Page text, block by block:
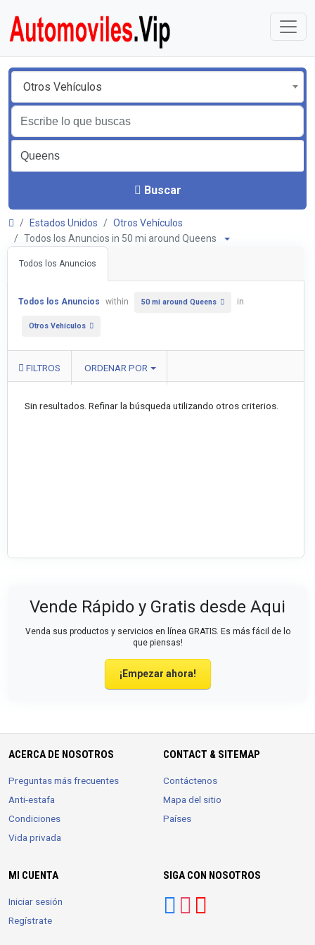
Otros Vehículos
Buscar
Estados Unidos
Otros Vehículos
Todos los Anuncios in 50 mi around Queens
Todos los Anuncios
Todos los Anuncios within 50 mi around Queens in
Otros Vehículos
FILTROS ORDENAR POR
Sin resultados. Refinar la búsqueda utilizando otros criterios.
Vende Rápido y Gratis desde Aqui
Venda sus productos y servicios en línea GRATIS. Es más fácil de lo
que piensas!
¡Empezar ahora!
ACERCA DE NOSOTROS
Preguntas más frecuentes
Anti-estafa
Condiciones
Vida privada
CONTACT & SITEMAP
Contáctenos
Mapa del sitio
Países
MI CUENTA
Iniciar sesión
Regístrate
SIGA CON NOSOTROS